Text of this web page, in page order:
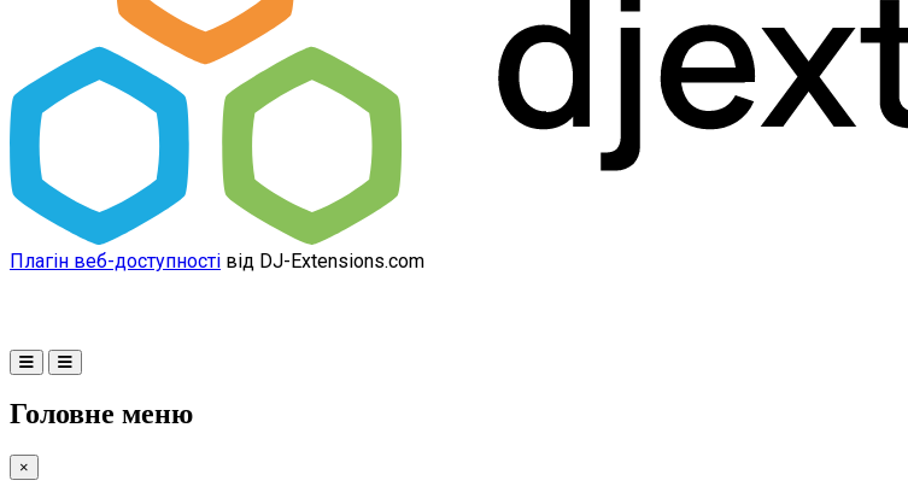
Плагін веб-доступності від DJ-Extensions.com
Головне меню
×